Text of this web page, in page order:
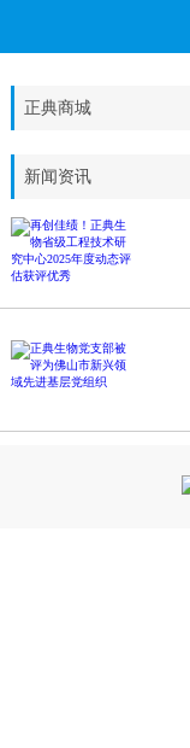
正典商城
新闻资讯